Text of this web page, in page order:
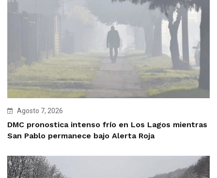
Agosto 7, 2026
DMC pronostica intenso frío en Los Lagos mientras
San Pablo permanece bajo Alerta Roja